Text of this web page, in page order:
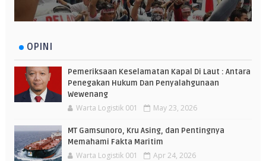
OPINI
Pemeriksaan Keselamatan Kapal Di Laut : Antara
Penegakan Hukum Dan Penyalahgunaan
Wewenang
Warta Logistik 001 May 23, 2026
MT Gamsunoro, Kru Asing, dan Pentingnya
Memahami Fakta Maritim
Warta Logistik 001 Apr 24, 2026